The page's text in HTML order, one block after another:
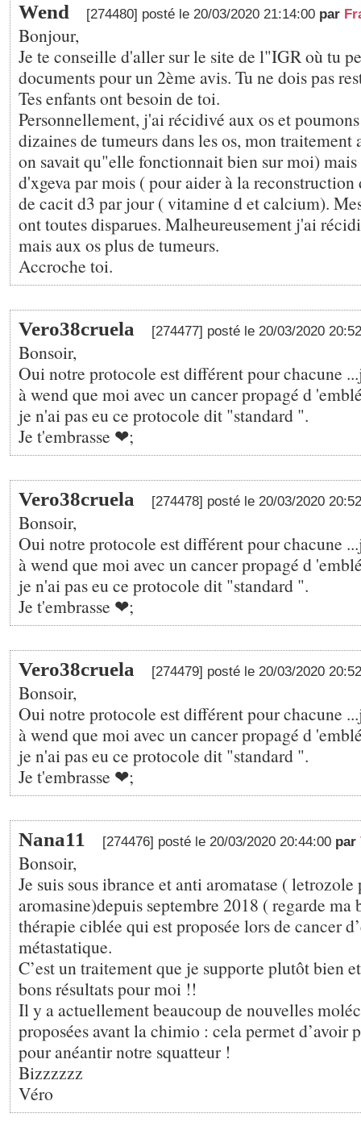
Wend [274480] posté le 20/03/2020 21:14:00 par
Bonjour,
Je te conseille d'aller sur le site de l"IGR où tu
documents pour un 2ème avis. Tu ne dois pas
Tes enfants ont besoin de toi.
Personnellement, j'ai récidivé aux os et
dizaines de tumeurs dans les os, mon
on savait qu"elle fonctionnait bien sur moi)
d'xgeva par mois ( pour aider à la reconstruction
de cacit d3 par jour ( vitamine d et calcium).
ont toutes disparues. Malheureusement j'ai
mais aux os plus de tumeurs.
Accroche toi.
Vero38cruela [274477] posté le 20/03/2020
Bonsoir,
Oui notre protocole est différent pour chacune
à wend que moi avec un cancer propagé d
je n'ai pas eu ce protocole dit "standard ".
Je t'embrasse ❤;
Vero38cruela [274478] posté le 20/03/2020
Bonsoir,
Oui notre protocole est différent pour chacune
à wend que moi avec un cancer propagé d
je n'ai pas eu ce protocole dit "standard ".
Je t'embrasse ❤;
Vero38cruela [274479] posté le 20/03/2020
Bonsoir,
Oui notre protocole est différent pour chacune
à wend que moi avec un cancer propagé d
je n'ai pas eu ce protocole dit "standard ".
Je t'embrasse ❤;
Nana11 [274476] posté le 20/03/2020 20:44:00 par
Bonsoir,
Je suis sous ibrance et anti aromatase ( letrozole
aromasine)depuis septembre 2018 ( regarde ma
thérapie ciblée qui est proposée lors de cancer
métastatique.
C’est un traitement que je supporte plutôt bien
bons résultats pour moi !!
Il y a actuellement beaucoup de nouvelles
proposées avant la chimio : cela permet d’avoir
pour anéantir notre squatteur !
Bizzzzzz
Véro